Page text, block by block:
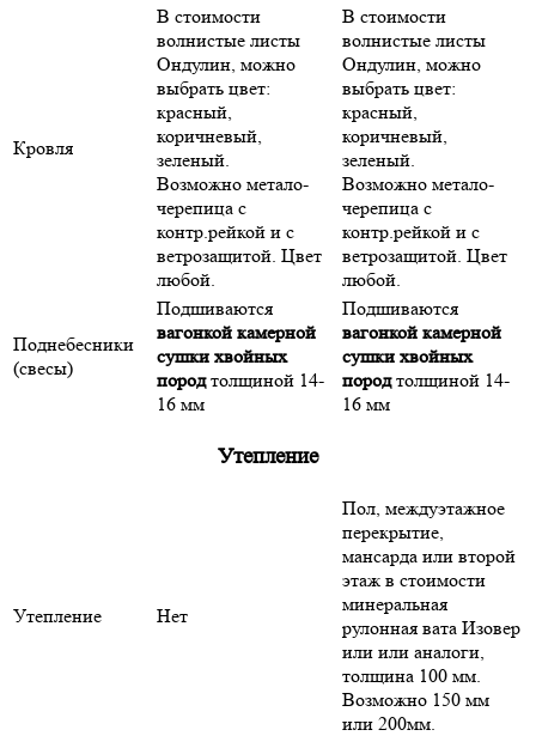
Кровля
В стоимости
волнистые листы
Ондулин, можно
выбрать цвет:
красный,
коричневый,
зеленый.
Возможно метало-
черепица с
контр.рейкой и с
ветрозащитой. Цвет
любой.
В стоимости
волнистые листы
Ондулин, можно
выбрать цвет:
красный,
коричневый,
зеленый.
Возможно метало-
черепица с
контр.рейкой и с
ветрозащитой. Цвет
любой.
Поднебесники
(свесы)
Подшиваются
вагонкой камерной
сушки хвойных
породтолщиной 14-
16 мм
Подшиваются
вагонкой камерной
сушки хвойных
породтолщиной 14-
16 мм
Утепление
Утепление Нет
Пол, междуэтажное
перекрытие,
мансарда или второй
этаж в стоимости
минеральная
рулонная вата Изовер
или или аналоги,
толщина 100 мм.
Возможно 150 мм
или 200мм.